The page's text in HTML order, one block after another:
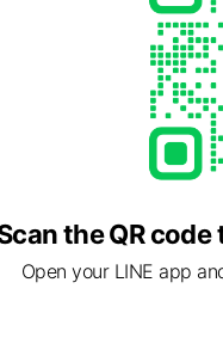
shop/ 1
川県 伊勢原市 日向2081-
the QR code
Open your LINE app